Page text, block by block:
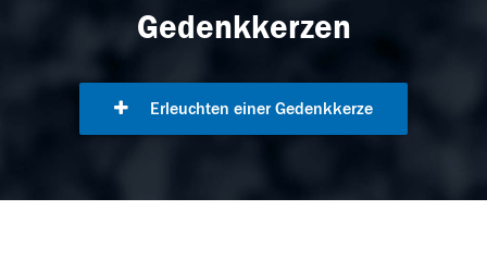
Gedenkkerzen
Erleuchten einer Gedenkkerze